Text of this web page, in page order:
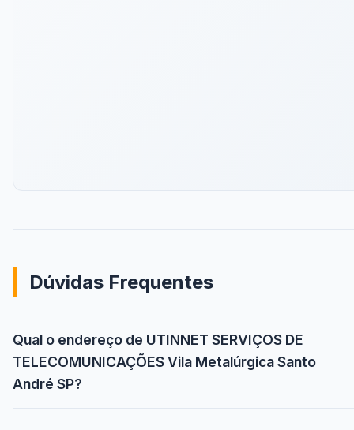
Dúvidas Frequentes
Qual o endereço de UTINNET SERVIÇOS DE
TELECOMUNICAÇÕES Vila Metalúrgica Santo
André SP?